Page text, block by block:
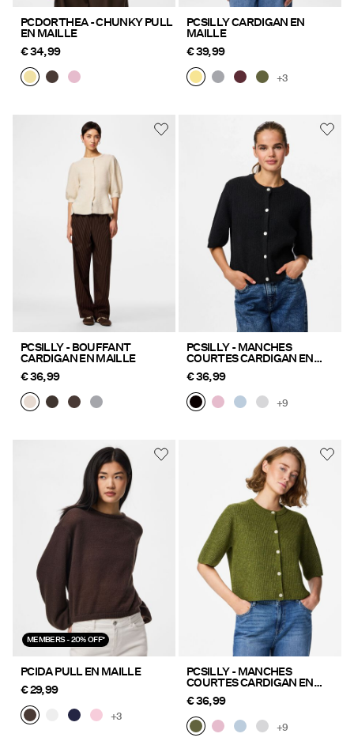
PCDORTHEA - CHUNKY PULL
EN MAILLE
€ 34,99
PCSILLY CARDIGAN EN
MAILLE
€ 39,99
+3
PCSILLY - BOUFFANT
CARDIGAN EN MAILLE
€ 36,99
PCSILLY - MANCHES
COURTES CARDIGAN EN
€ 36,99
+9
MEMBERS - 20% OFF*
PCIDA PULL EN MAILLE
€ 29,99
+3
PCSILLY - MANCHES
COURTES CARDIGAN EN
MAILLE
€ 36,99
+9